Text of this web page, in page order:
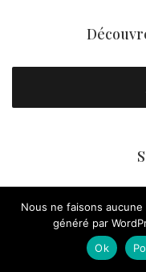
Nous ne faisons
généré par
Ok